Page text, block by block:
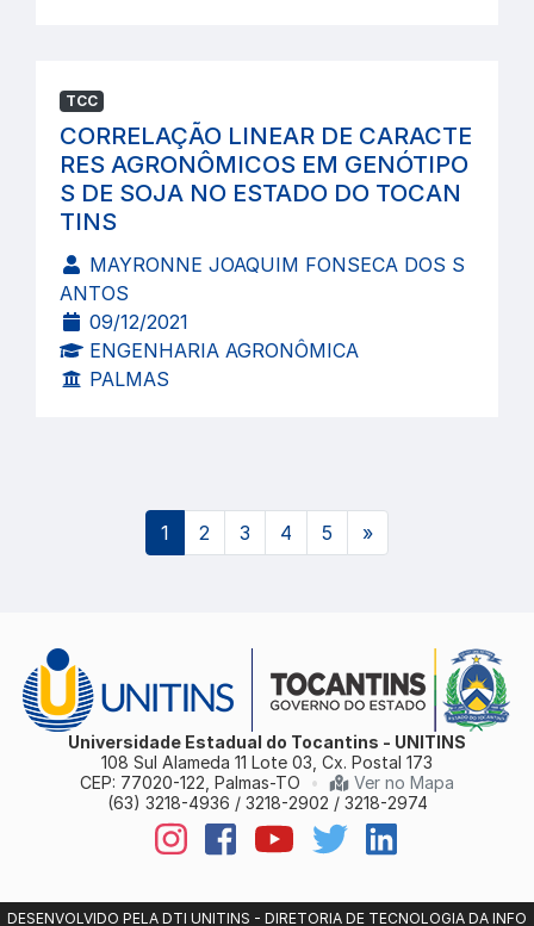
TCC
CORRELAÇÃO LINEAR DE CARACTE
RES AGRONÔMICOS EM GENÓTIPO
S DE SOJA NO ESTADO DO TOCAN
TINS
MAYRONNE JOAQUIM FONSECA DOS S
ANTOS
09/12/2021
ENGENHARIA AGRONÔMICA
PALMAS
1 (atual)
2 3 4 5 »
Universidade Estadual do Tocantins - UNITINS
108 Sul Alameda 11 Lote 03, Cx. Postal 173
CEP: 77020-122, Palmas-TO
•
Ver no Mapa
(63) 3218-4936 / 3218-2902 / 3218-2974
DESENVOLVIDO PELA DTI UNITINS - DIRETORIA DE TECNOLOGIA DA INFO